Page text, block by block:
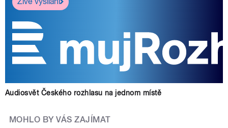
Audiosvět Českého rozhlasu na jednom místě
MOHLO BY VÁS ZAJÍMAT